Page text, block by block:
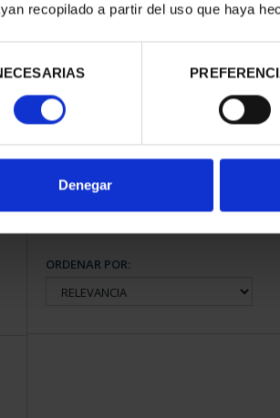
recopilado a partir del uso que haya
Denegar
SUSCRIPCIÓN CAPITALES DE
ORDENAR POR: